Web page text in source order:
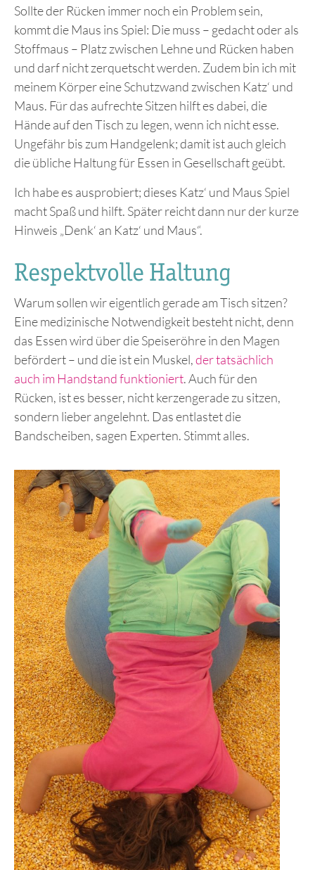
Sollte der Rücken immer noch ein Problem sein,
kommt die Maus ins Spiel: Die muss – gedacht oder als
Stoffmaus – Platz zwischen Lehne und Rücken haben
und darf nicht zerquetscht werden. Zudem bin ich mit
meinem Körper eine Schutzwand zwischen Katz‘ und
Maus. Für das aufrechte Sitzen hilft es dabei, die
Hände auf den Tisch zu legen, wenn ich nicht esse.
Ungefähr bis zum Handgelenk; damit ist auch gleich
die übliche Haltung für Essen in Gesellschaft geübt.
Ich habe es ausprobiert; dieses Katz‘ und Maus Spiel
macht Spaß und hilft. Später reicht dann nur der kurze
Hinweis „Denk‘ an Katz‘ und Maus“.
Respektvolle Haltung
Warum sollen wir eigentlich gerade am Tisch sitzen?
Eine medizinische Notwendigkeit besteht nicht, denn
das Essen wird über die Speiseröhre in den Magen
befördert – und die ist ein Muskel,der tatsächlich
auch im Handstand funktioniert. Auch für den
Rücken, ist es besser, nicht kerzengerade zu sitzen,
sondern lieber angelehnt. Das entlastet die
Bandscheiben, sagen Experten. Stimmt alles.